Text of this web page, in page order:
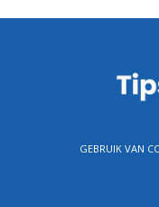
GEBRUIK VAN